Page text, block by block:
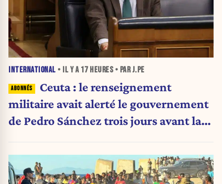
INTERNATIONAL • IL Y A 17 HEURES• PAR J.PE
Ceuta : le renseignement
militaire avait alerté le gouvernement
de Pedro Sánchez trois jours avant la